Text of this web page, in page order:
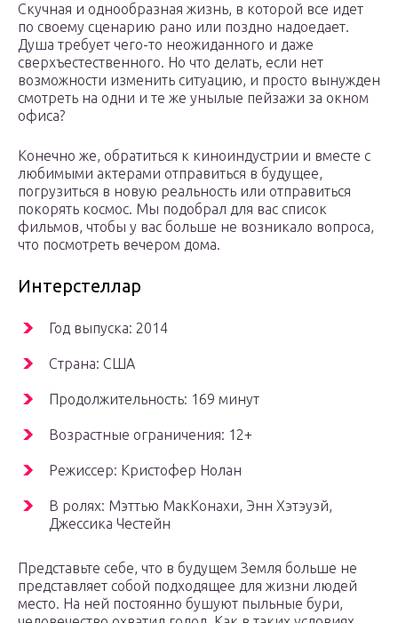
Скучная и однообразная жизнь, в которой все идет
по своему сценарию рано или поздно надоедает.
Душа требует чего-то неожиданного и даже
сверхъестественного. Но что делать, если нет
возможности изменить ситуацию, и просто вынужден
смотреть на одни и те же унылые пейзажи за окном
офиса?
Конечно же, обратиться к киноиндустрии и вместе с
любимыми актерами отправиться в будущее,
погрузиться в новую реальность или отправиться
покорять космос. Мы подобрал для вас список
фильмов, чтобы у вас больше не возникало вопроса,
что посмотреть вечером дома.
Интерстеллар
Год выпуска: 2014
Страна: США
Продолжительность: 169 минут
Возрастные ограничения: 12+
Режиссер: Кристофер Нолан
В ролях: Мэттью МакКонахи, Энн Хэтэуэй,
Джессика Честейн
Представьте себе, что в будущем Земля больше не
представляет собой подходящее для жизни людей
место. На ней постоянно бушуют пыльные бури,